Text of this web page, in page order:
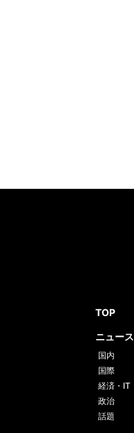
TOP
ニュース
国内
国際
経済・IT
政治
話題